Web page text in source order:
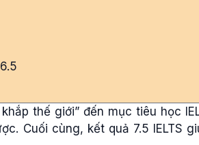
thế giới” đến mục tiêu học
Cuối cùng, kết quả 7.5 IELTS